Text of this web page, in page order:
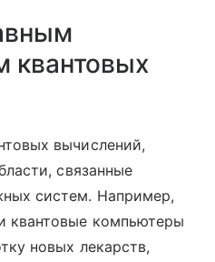
квантовых
вычислений,
связанные
систем. Например,
квантовые компьютеры
новых лекарств,